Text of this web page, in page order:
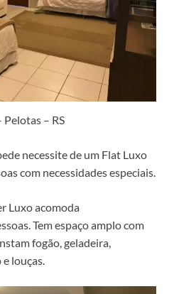
Pelotas – RS
necessite de um Flat Luxo
com necessidades especiais.
Luxo acomoda
Tem espaço amplo com
fogão, geladeira,
louças.